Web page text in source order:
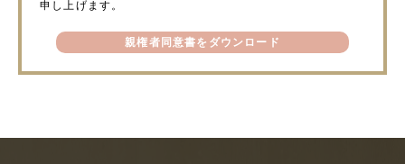
申し上げます。
親権者同意書をダウンロード